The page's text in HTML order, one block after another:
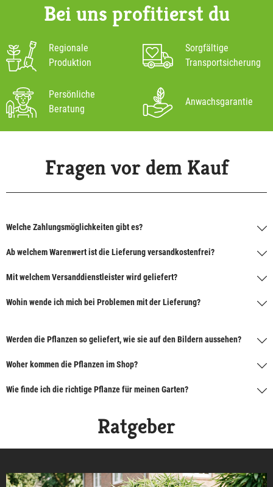
Bei uns profitierst du
Regionale
Produktion
Sorgfältige
Transportsicherung
Persönliche
Beratung
Anwachsgarantie
Fragen vor dem Kauf
Welche Zahlungsmöglichkeiten gibt es?
Ab welchem Warenwert ist die Lieferung versandkostenfrei?
Mit welchem Versanddienstleister wird geliefert?
Wohin wende ich mich bei Problemen mit der Lieferung?
Werden die Pflanzen so geliefert, wie sie auf den Bildern aussehen?
Woher kommen die Pflanzen im Shop?
Wie finde ich die richtige Pflanze für meinen Garten?
Ratgeber